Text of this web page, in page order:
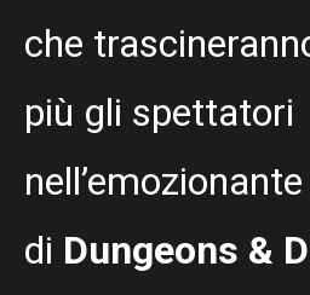
che
più gli spettatori
di Dungeons &